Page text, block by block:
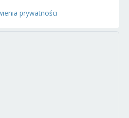
prywatności